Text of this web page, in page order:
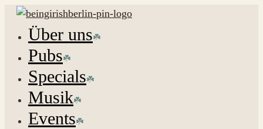
Über uns
Pubs
Specials
Musik
Events